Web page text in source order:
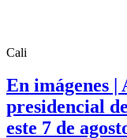
Cali
En imágenes |
presidencial
este 7 de